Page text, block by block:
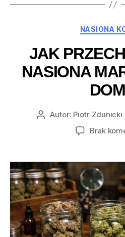
NASIONA
JAK
NASIONA
AutorAutor: Piotr Zdunicki
Brak